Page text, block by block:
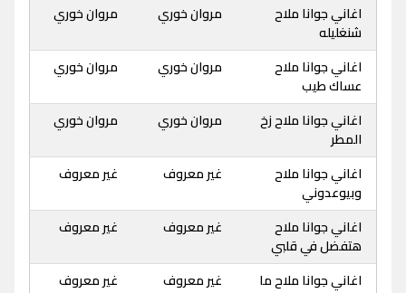
اغاني جوانا ملاح
شنغليله
مروان خوري مروان خوري
اغاني جوانا ملاح
عساك طيب
مروان خوري مروان خوري
اغاني جوانا ملاح زخ
المطر
مروان خوري مروان خوري
اغاني جوانا ملاح
وبيوعدوني
غير معروف غير معروف
اغاني جوانا ملاح
هتفضل في قلبي
غير معروف غير معروف
اغاني جوانا ملاح ما
غير معروف غير معروف